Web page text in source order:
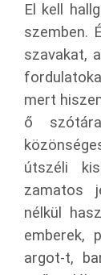
El kell
szemben.
szavakat,
mert
ő
útszéli
zamatos
nélkül
emberek,
argot-t,